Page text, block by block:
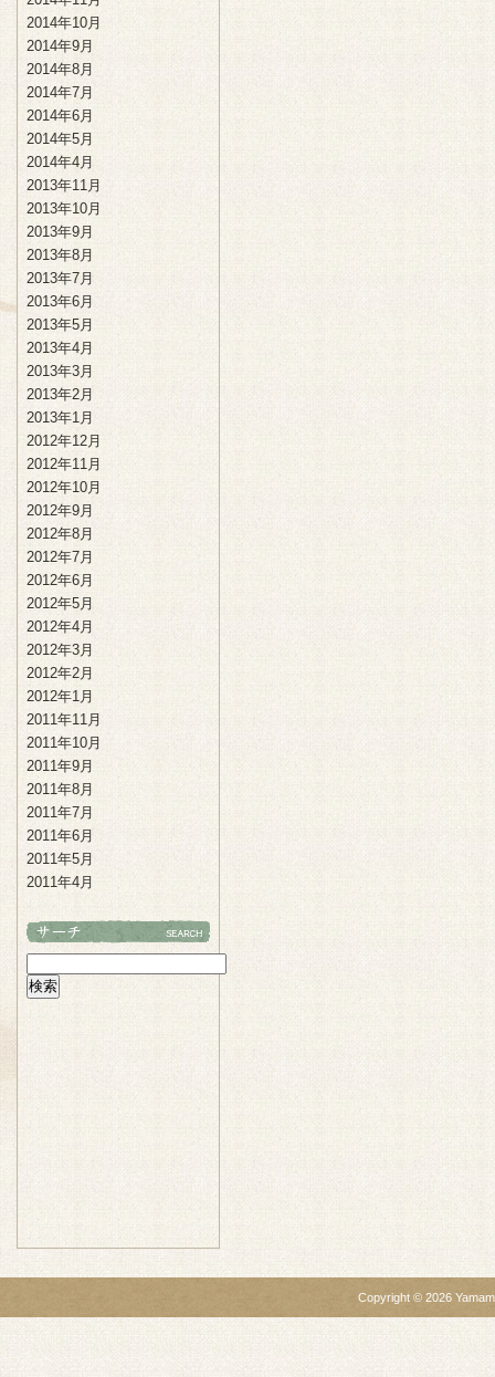
2014年10月
2014年9月
2014年8月
2014年7月
2014年6月
2014年5月
2014年4月
2013年11月
2013年10月
2013年9月
2013年8月
2013年7月
2013年6月
2013年5月
2013年4月
2013年3月
2013年2月
2013年1月
2012年12月
2012年11月
2012年10月
2012年9月
2012年8月
2012年7月
2012年6月
2012年5月
2012年4月
2012年3月
2012年2月
2012年1月
2011年11月
2011年10月
2011年9月
2011年8月
2011年7月
2011年6月
2011年5月
2011年4月
Copyright © 2026